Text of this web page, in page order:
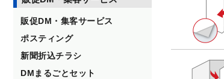
販促DM・集客サービス
ポスティング
新聞折込チラシ
DMまるごとセット